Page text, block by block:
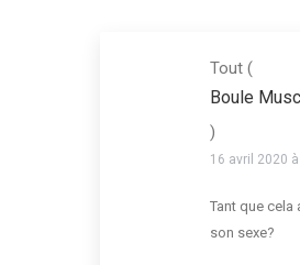
Tout (
Boule
)
16 avril 2020
Tant que cela
son sexe?